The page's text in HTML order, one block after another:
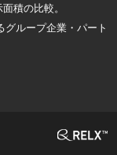
積の比較。
ループ企業・パート